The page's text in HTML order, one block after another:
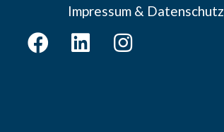
Impressum & Datenschutz